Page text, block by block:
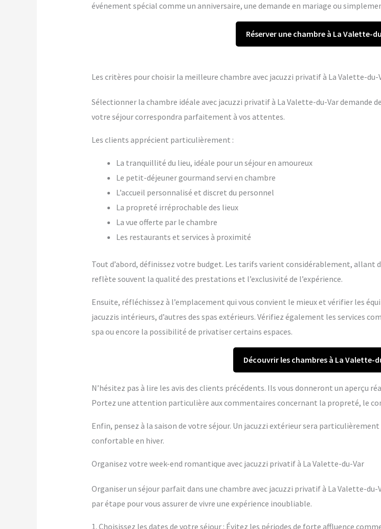
événement spécial comme un anniversaire, une demande en mariage ou
Réserver une chambre à La Valette-
Les critères pour choisir la meilleure chambre avec jacuzzi privatif à La Valette-du-
Sélectionner la chambre idéale avec jacuzzi privatif à La Valette-du-Var demande
votre séjour correspondra parfaitement à vos attentes.
Les clients apprécient particulièrement :
La tranquillité du lieu, idéale pour un séjour en amoureux
Le petit-déjeuner gourmand servi en chambre
L’accueil personnalisé et discret du personnel
La propreté irréprochable des lieux
La vue offerte par le chambre
Les restaurants et services à proximité
Tout d’abord, définissez votre budget. Les tarifs varient considérablement, allant
reflète souvent la qualité des prestations et l’exclusivité de l’expérience.
Ensuite, réfléchissez à l’emplacement qui vous convient le mieux et vérifier les
jacuzzis intérieurs, d’autres des spas extérieurs. Vérifiez également les services
spa ou encore la possibilité de privatiser certains espaces.
Découvrir les chambres à La Valette-
N’hésitez pas à lire les avis des clients précédents. Ils vous donneront un aperçu
Portez une attention particulière aux commentaires concernant la propreté, le
Enfin, pensez à la saison de votre séjour. Un jacuzzi extérieur sera
confortable en hiver.
Organisez votre week-end romantique avec jacuzzi privatif à La Valette-du-Var
Organiser un séjour parfait dans une chambre avec jacuzzi privatif à La Valette-
par étape pour vous assurer de vivre une expérience inoubliable.
1. Choisissez les dates de votre séjour : Évitez les périodes de forte affluence